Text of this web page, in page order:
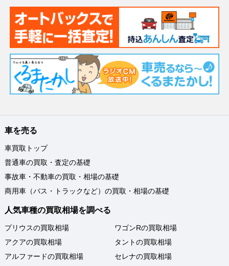
車を売る
車買取トップ
普通車の買取・査定の基礎
事故車・不動車の買取・相場の基礎
商用車（バス・トラックなど）の買取・相場の基礎
人気車種の買取相場を調べる
プリウスの買取相場
アクアの買取相場
アルファードの買取相場
ワゴンRの買取相場
タントの買取相場
セレナの買取相場